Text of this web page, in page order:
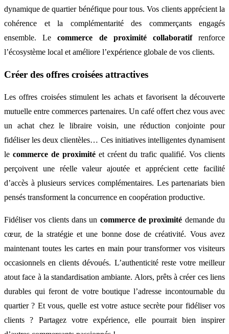
dynamique de quartier bénéfique pour tous. Vos clients apprécient la
cohérence et la complémentarité des commerçants engagés
ensemble. Lecommerce de proximité collaboratifrenforce
l’écosystème local et améliore l’expérience globale de vos clients.
Créer des offres croisées attractives
Les offres croisées stimulent les achats et favorisent la découverte
mutuelle entre commerces partenaires. Un café offert chez vous avec
un achat chez le libraire voisin, une réduction conjointe pour
fidéliser les deux clientèles… Ces initiatives intelligentes dynamisent
le commerce de proximitéet créent du trafic qualifié. Vos clients
perçoivent une réelle valeur ajoutée et apprécient cette facilité
d’accès à plusieurs services complémentaires. Les partenariats bien
pensés transforment la concurrence en coopération productive.
Fidéliser vos clients dans un commerce de proximité demande du
cœur, de la stratégie et une bonne dose de créativité. Vous avez
maintenant toutes les cartes en main pour transformer vos visiteurs
occasionnels en clients dévoués. L’authenticité reste votre meilleur
atout face à la standardisation ambiante. Alors, prêts à créer ces liens
durables qui feront de votre boutique l’adresse incontournable du
quartier ? Et vous, quelle est votre astuce secrète pour fidéliser vos
clients ? Partagez votre expérience, elle pourrait bien inspirer